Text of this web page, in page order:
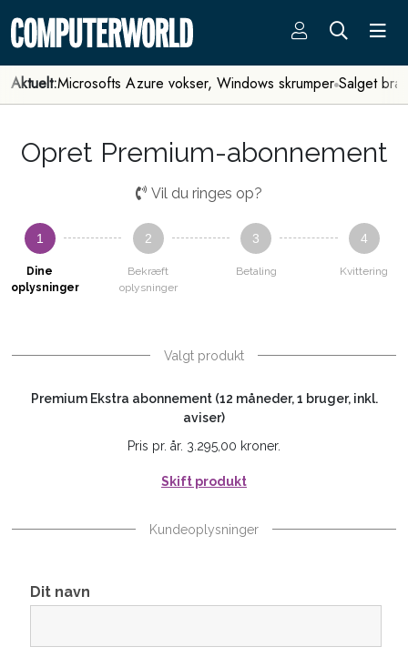
Aktuelt:Microsofts Azure vokser, Windows skrumper Salget
Opret Premium-abonnement
Vil du ringes op?
1
Dine
oplysninger
2
Bekræft
oplysninger
3
Betaling
4
Kvittering
Valgt produkt
Premium Ekstra abonnement (12 måneder, 1 bruger, inkl.
aviser)
Pris pr. år. 3.295,00 kroner.
Skift produkt
Kundeoplysninger
Dit navn